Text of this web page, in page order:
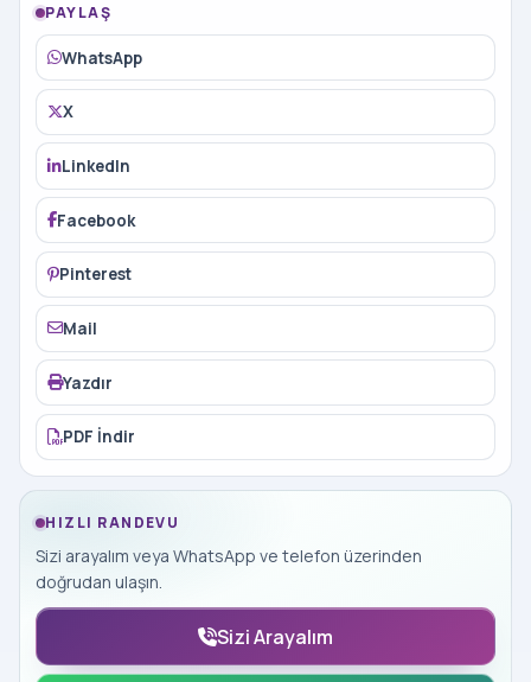
PAYLAŞ
WhatsApp
X
LinkedIn
Facebook
Pinterest
Mail
Yazdır
PDF İndir
HIZLI RANDEVU
Sizi arayalım veya WhatsApp ve telefon üzerinden
doğrudan ulaşın.
Sizi Arayalım